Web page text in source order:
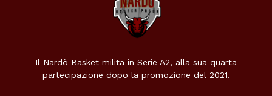
Il Nardò Basket milita in Serie A2, alla sua quarta
partecipazione dopo la promozione del 2021.